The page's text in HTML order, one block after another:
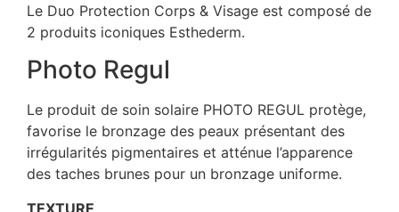
Le Duo Protection Corps & Visage est composé de
2 produits iconiques Esthederm.
Photo Regul
Le produit de soin solaire PHOTO REGUL protège,
favorise le bronzage des peaux présentant des
irrégularités pigmentaires et atténue l’apparence
des taches brunes pour un bronzage uniforme.
TEXTURE